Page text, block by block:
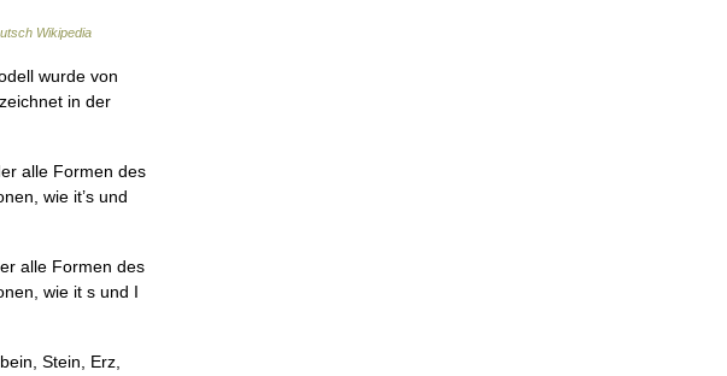
Wikipedia
wurde von
in der
alle Formen des
wie it’s und
alle Formen des
wie it s und I
Stein, Erz,